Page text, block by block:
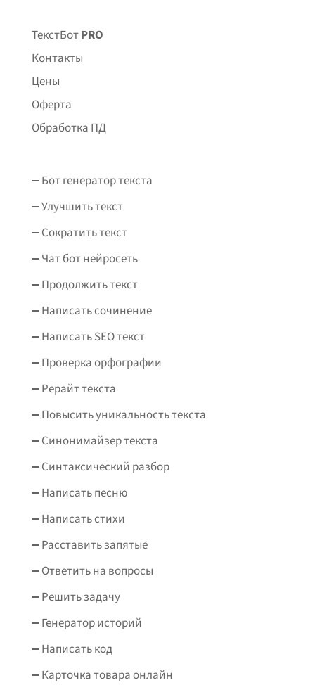
ТекстБотPRO
Контакты
Цены
Оферта
Обработка ПД
Бот генератор текста
Улучшить текст
Сократить текст
Чат бот нейросеть
Продолжить текст
Написать сочинение
Написать SEO текст
Проверка орфографии
Рерайт текста
Повысить уникальность текста
Синонимайзер текста
Синтаксический разбор
Написать песню
Написать стихи
Расставить запятые
Ответить на вопросы
Решить задачу
Генератор историй
Написать код
Карточка товара онлайн